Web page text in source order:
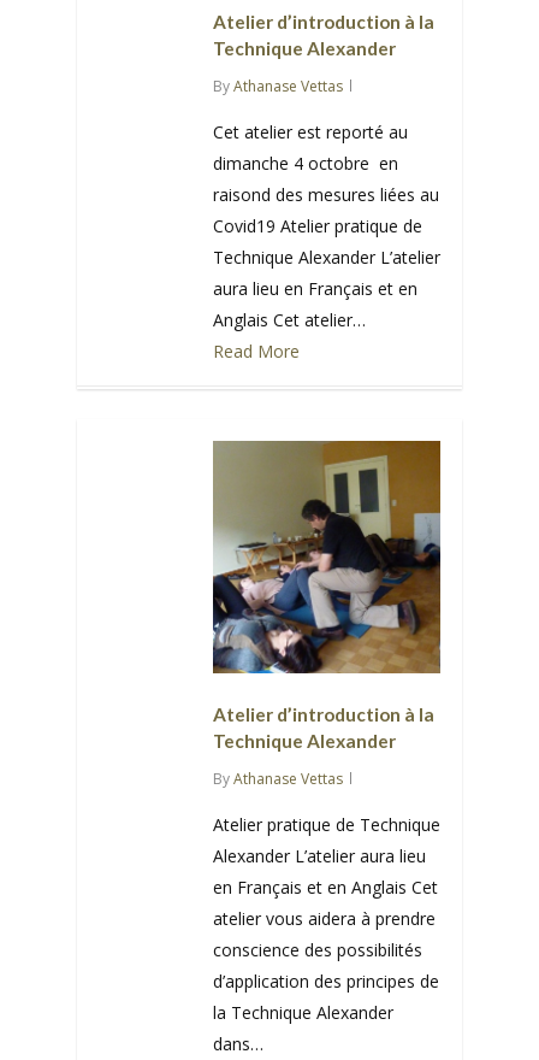
Atelier d’introduction à la
Technique Alexander
ByAthanase Vettas
Cet atelier est reporté au
dimanche 4 octobre en
raisond des mesures liées au
Covid19 Atelier pratique de
Technique Alexander L’atelier
aura lieu en Français et en
Anglais Cet atelier…
Read More
Atelier d’introduction à la
Technique Alexander
ByAthanase Vettas
Atelier pratique de Technique
Alexander L’atelier aura lieu
en Français et en Anglais Cet
atelier vous aidera à prendre
conscience des possibilités
d’application des principes de
la Technique Alexander
dans…